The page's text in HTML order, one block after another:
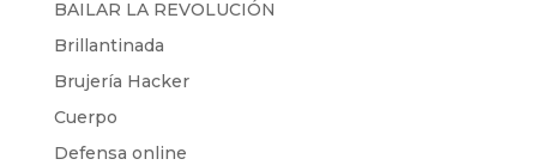
BAILAR LA REVOLUCIÓN
Brillantinada
Brujería Hacker
Cuerpo
Defensa online